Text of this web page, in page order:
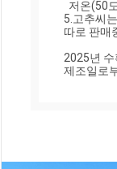
5.고추씨
따로 판매
2025년 수
제조일로